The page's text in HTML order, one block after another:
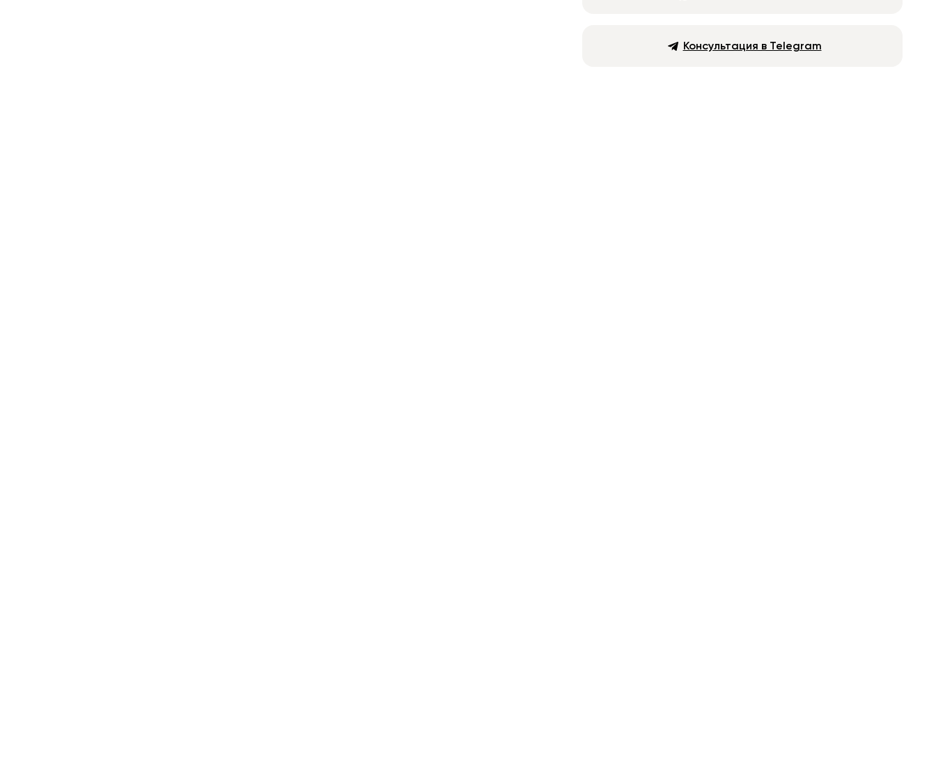
Консультация в Telegram